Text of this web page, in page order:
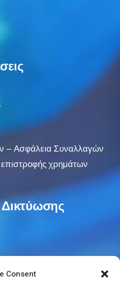
Consent
– Ασφάλεια Συναλλαγών
χρημάτων